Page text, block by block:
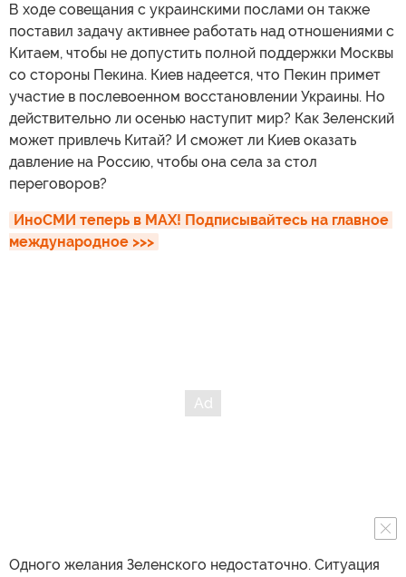
В ходе совещания с украинскими послами он также
поставил задачу активнее работать над отношениями с
Китаем, чтобы не допустить полной поддержки Москвы
со стороны Пекина. Киев надеется, что Пекин примет
участие в послевоенном восстановлении Украины. Но
действительно ли осенью наступит мир? Как Зеленский
может привлечь Китай? И сможет ли Киев оказать
давление на Россию, чтобы она села за стол
переговоров?
ИноСМИ теперь в MAX! Подписывайтесь на главное
международное >>>
Одного желания Зеленского недостаточно. Ситуация